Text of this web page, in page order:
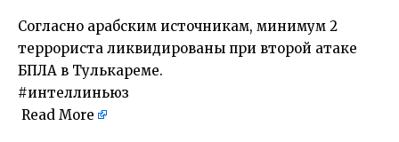
Согласно арабским источникам, минимум 2
террориста ликвидированы при второй атаке
БПЛА в Тулькареме.
#интеллиньюз
Read More